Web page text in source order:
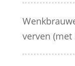
verven (met